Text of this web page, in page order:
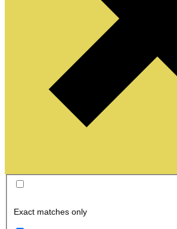
Exact matches only